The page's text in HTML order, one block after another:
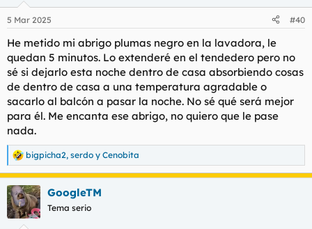
e
:
5 Mar 2025 #40
He metido mi abrigo plumas negro en la lavadora, le
quedan 5 minutos. Lo extenderé en el tendedero pero no
sé si dejarlo esta noche dentro de casa absorbiendo cosas
de dentro de casa a una temperatura agradable o
sacarlo al balcón a pasar la noche. No sé qué será mejor
para él. Me encanta ese abrigo, no quiero que le pase
nada.
R
e
a
c
c
i
bigpicha2, serdo y Cenobita
GoogleTM
Tema serio